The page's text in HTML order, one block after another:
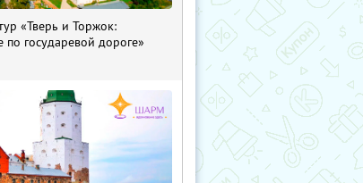
«Тверь и Торжок:
по государевой дороге»